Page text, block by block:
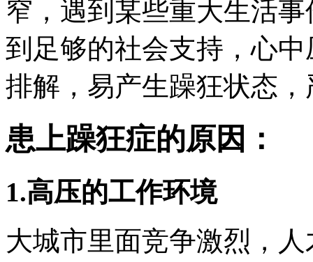
窄，遇到某些重大生活
到足够的社会支持，心
排解，易产生躁狂状态
患上躁狂症的原因：
1.高压的工作环境
大城市里面竞争激烈，